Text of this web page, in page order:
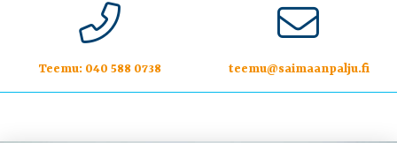
Teemu: 040 588 0738 teemu@saimaanpalju.fi